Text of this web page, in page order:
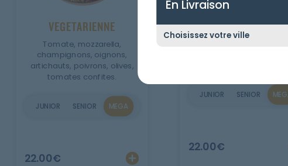
VEGETARIENNE
Tomate, mozzarella,
champignons, oignons,
artichauts, poivrons, olives,
tomates confites.
JUNIOR SENIOR MEGA
22.00€ Ajouter Personnaliser
CAMPIONE
JUNIOR SENIOR
22.00€
En Livraison